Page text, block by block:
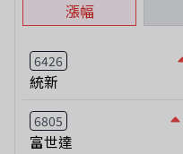
漲幅
6426
統新
6805
富世達